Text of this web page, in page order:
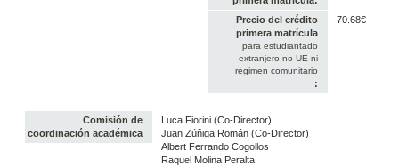
Precio del crédito
primera matrícula
para estudiantado
extranjero no UE ni
régimen comunitario
:
70.68€
Comisión de
coordinación académica
Luca Fiorini (Co-Director)
Juan Zúñiga Román (Co-Director)
Albert Ferrando Cogollos
Raquel Molina Peralta